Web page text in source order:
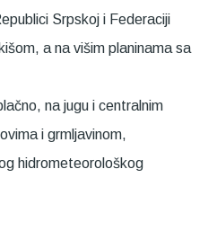
Srpskoj i Federaciji
a na višim planinama sa
na jugu i centralnim
i grmljavinom,
hidrometeorološkog